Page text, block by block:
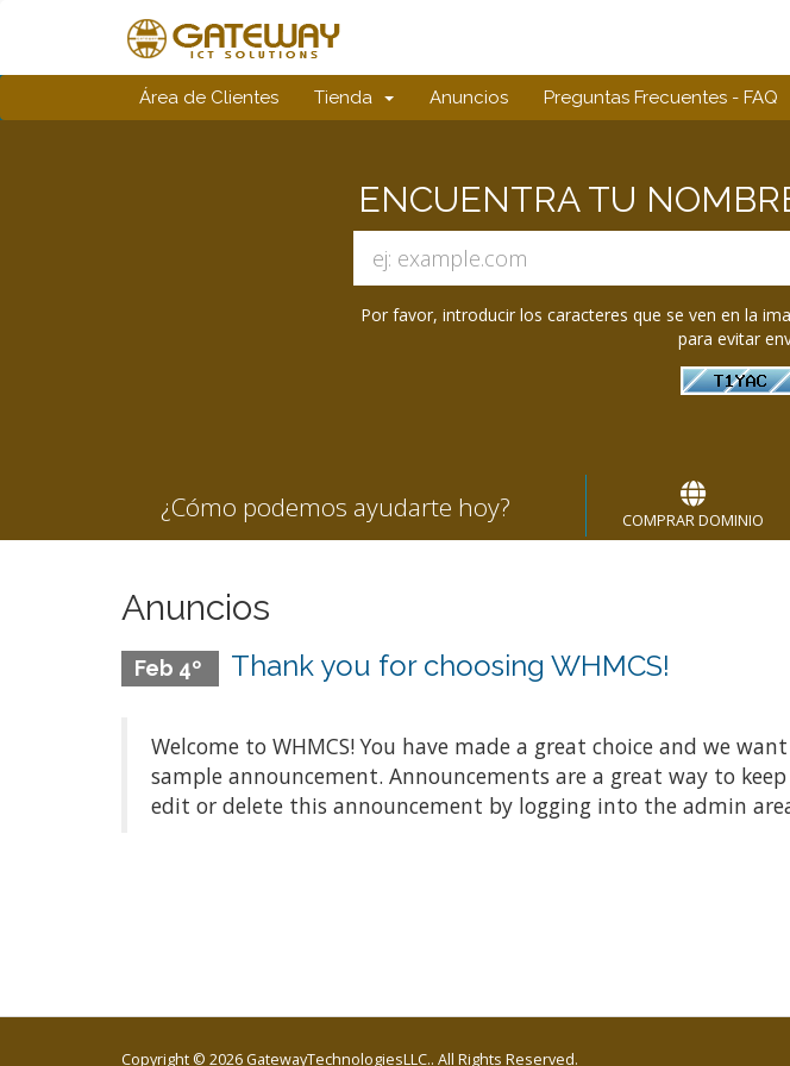
Área de Clientes Tienda Anuncios Preguntas Frecuentes - FAQ
ENCUENTRA TU
Por favor, introducir los caracteres que se ven en la
para evitar
¿Cómo podemos ayudarte hoy? COMPRAR DOMINIO
Anuncios
Feb 4º Thank you for choosing WHMCS!
Welcome to WHMCS! You have made a great choice and we
sample announcement. Announcements are a great way to
edit or delete this announcement by logging into the admin
Copyright © 2026 GatewayTechnologiesLLC.. All Rights Reserved.